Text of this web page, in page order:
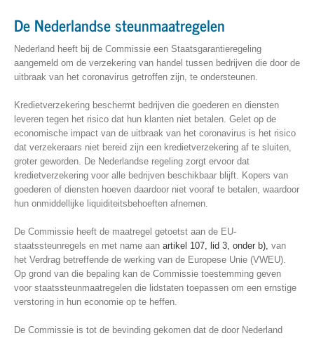
De Nederlandse steunmaatregelen
Nederland heeft bij de Commissie een Staatsgarantieregeling
aangemeld om de verzekering van handel tussen bedrijven die door de
uitbraak van het coronavirus getroffen zijn, te ondersteunen.
Kredietverzekering beschermt bedrijven die goederen en diensten
leveren tegen het risico dat hun klanten niet betalen. Gelet op de
economische impact van de uitbraak van het coronavirus is het risico
dat verzekeraars niet bereid zijn een kredietverzekering af te sluiten,
groter geworden. De Nederlandse regeling zorgt ervoor dat
kredietverzekering voor alle bedrijven beschikbaar blijft. Kopers van
goederen of diensten hoeven daardoor niet vooraf te betalen, waardoor
hun onmiddellijke liquiditeitsbehoeften afnemen.
De Commissie heeft de maatregel getoetst aan de EU-
staatssteunregels en met name aan artikel 107, lid 3, onder b), van
het Verdrag betreffende de werking van de Europese Unie (VWEU).
Op grond van die bepaling kan de Commissie toestemming geven
voor staatssteunmaatregelen die lidstaten toepassen om een ernstige
verstoring in hun economie op te heffen.
De Commissie is tot de bevinding gekomen dat de door Nederland